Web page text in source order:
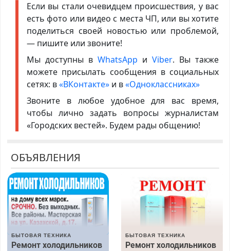
Если вы стали очевидцем происшествия, у вас
есть фото или видео с места ЧП, или вы хотите
поделиться своей новостью или проблемой,
— пишите или звоните!
Мы доступны в WhatsApp иViber. Вы также
можете присылать сообщения в социальных
сетях: в«ВКонтакте»и в«Одноклассниках»
Звоните в любое удобное для вас время,
чтобы лично задать вопросы журналистам
«Городских вестей». Будем рады общению!
ОБЪЯВЛЕНИЯ
БЫТОВАЯ ТЕХНИКА
Ремонт холодильников
БЫТОВАЯ ТЕХНИКА
Ремонт холодильников